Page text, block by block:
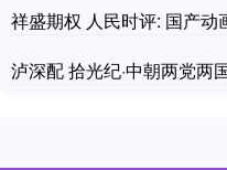
祥盛期权 人民时评: 国产动
泸深配 拾光纪·中朝两党两